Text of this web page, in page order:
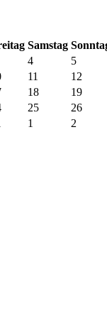
Samstag
4
5
11
12
18
19
25
26
1 2